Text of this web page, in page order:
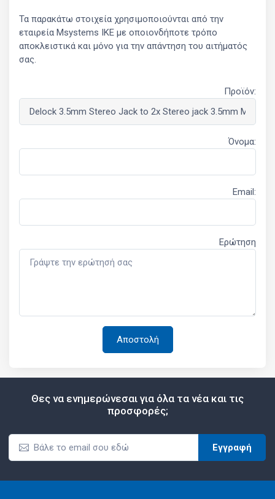
Τα παρακάτω στοιχεία χρησιμοποιούνται από την
εταιρεία Msystems ΙΚΕ με οποιονδήποτε τρόπο
αποκλειστικά και μόνο για την απάντηση του αιτήματός
σας.
Προϊόν:
Όνομα:
Email:
Ερώτηση
Θες να ενημερώνεσαι για όλα τα νέα και τις
προσφορές;
Εγγραφή